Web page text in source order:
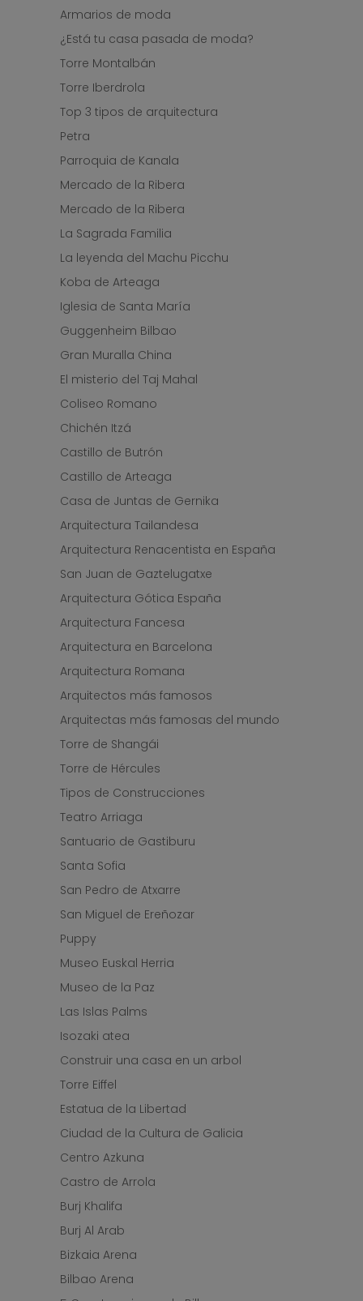
Armarios de moda
¿Está tu casa pasada de moda?
Torre Montalbán
Torre Iberdrola
Top 3 tipos de arquitectura
Petra
Parroquia de Kanala
Mercado de la Ribera
Mercado de la Ribera
La Sagrada Familia
La leyenda del Machu Picchu
Koba de Arteaga
Iglesia de Santa María
Guggenheim Bilbao
Gran Muralla China
El misterio del Taj Mahal
Coliseo Romano
Chichén Itzá
Castillo de Butrón
Castillo de Arteaga
Casa de Juntas de Gernika
Arquitectura Tailandesa
Arquitectura Renacentista en España
San Juan de Gaztelugatxe
Arquitectura Gótica España
Arquitectura Fancesa
Arquitectura en Barcelona
Arquitectura Romana
Arquitectos más famosos
Arquitectas más famosas del mundo
Torre de Shangái
Torre de Hércules
Tipos de Construcciones
Teatro Arriaga
Santuario de Gastiburu
Santa Sofia
San Pedro de Atxarre
San Miguel de Ereñozar
Puppy
Museo Euskal Herria
Museo de la Paz
Las Islas Palms
Isozaki atea
Construir una casa en un arbol
Torre Eiffel
Estatua de la Libertad
Ciudad de la Cultura de Galicia
Centro Azkuna
Castro de Arrola
Burj Khalifa
Burj Al Arab
Bizkaia Arena
Bilbao Arena